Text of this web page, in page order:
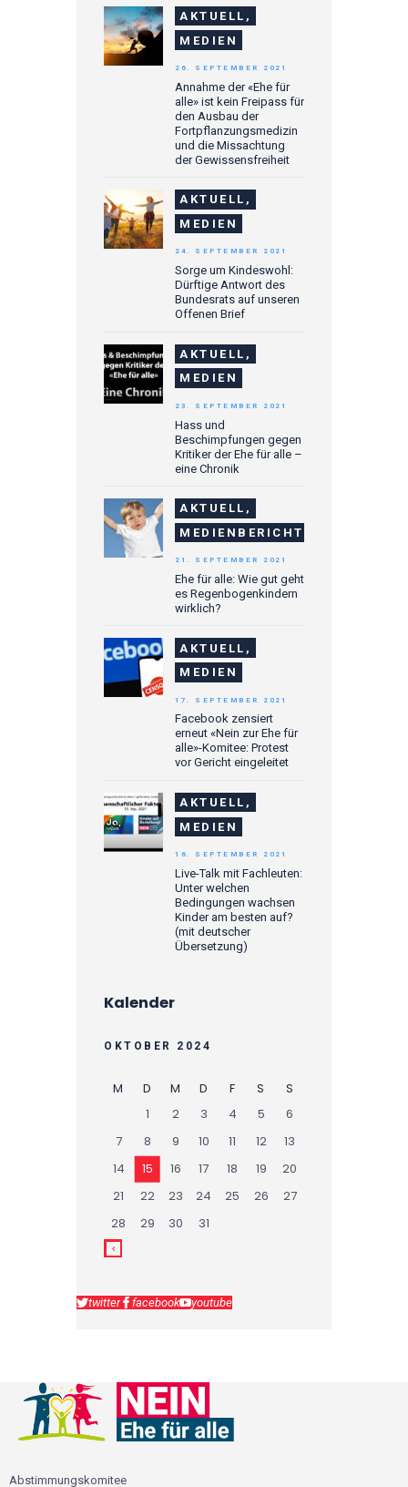
AKTUELL,
MEDIEN
Annahme der «Ehe für
alle» ist kein Freipass für
den Ausbau der
Fortpflanzungsmedizin
und die Missachtung
der Gewissensfreiheit
26. SEPTEMBER 2021
AKTUELL,
MEDIEN
Sorge um Kindeswohl:
Dürftige Antwort des
Bundesrats auf unseren
Offenen Brief
24. SEPTEMBER 2021
AKTUELL,
MEDIEN
Hass und
Beschimpfungen gegen
Kritiker der Ehe für alle –
eine Chronik
23. SEPTEMBER 2021
AKTUELL,
MEDIENBERICHTE
Ehe für alle: Wie gut geht
es Regenbogenkindern
wirklich?
21. SEPTEMBER 2021
AKTUELL,
MEDIEN
Facebook zensiert
erneut «Nein zur Ehe für
alle»-Komitee: Protest
vor Gericht eingeleitet
17. SEPTEMBER 2021
AKTUELL,
MEDIEN
Live-Talk mit Fachleuten:
Unter welchen
Bedingungen wachsen
Kinder am besten auf?
(mit deutscher
Übersetzung)
16. SEPTEMBER 2021
Kalender
OKTOBER 2024
M D M D F S
S
1
2 3 4 5
6
7
8 9 10 11 12
13
14
15 16 17 18 19
20
21
22 23 24 25 26
27
28
29 30 31
twitter facebook youtube
Abstimmungskomitee